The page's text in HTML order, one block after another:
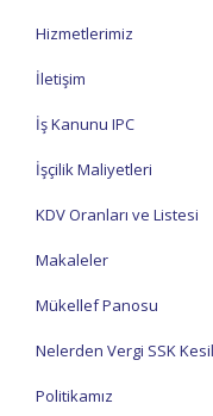
Hizmetlerimiz
İletişim
İş Kanunu IPC
İşçilik Maliyetleri
KDV Oranları ve Listesi
Makaleler
Mükellef Panosu
Nelerden Vergi SSK
Politikamız